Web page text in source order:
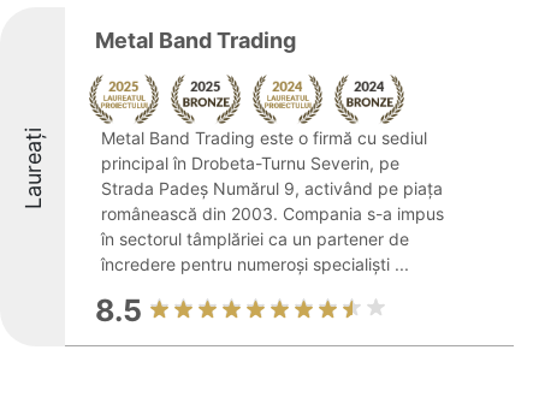
Laureați
Metal Band Trading
Metal Band Trading este o firmă cu sediul
principal în Drobeta-Turnu Severin, pe
Strada Padeș Numărul 9, activând pe piața
românească din 2003. Compania s-a impus
în sectorul tâmplăriei ca un partener de
încredere pentru numeroși specialiști ...
8.5